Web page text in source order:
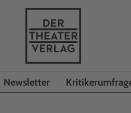
Newsletter